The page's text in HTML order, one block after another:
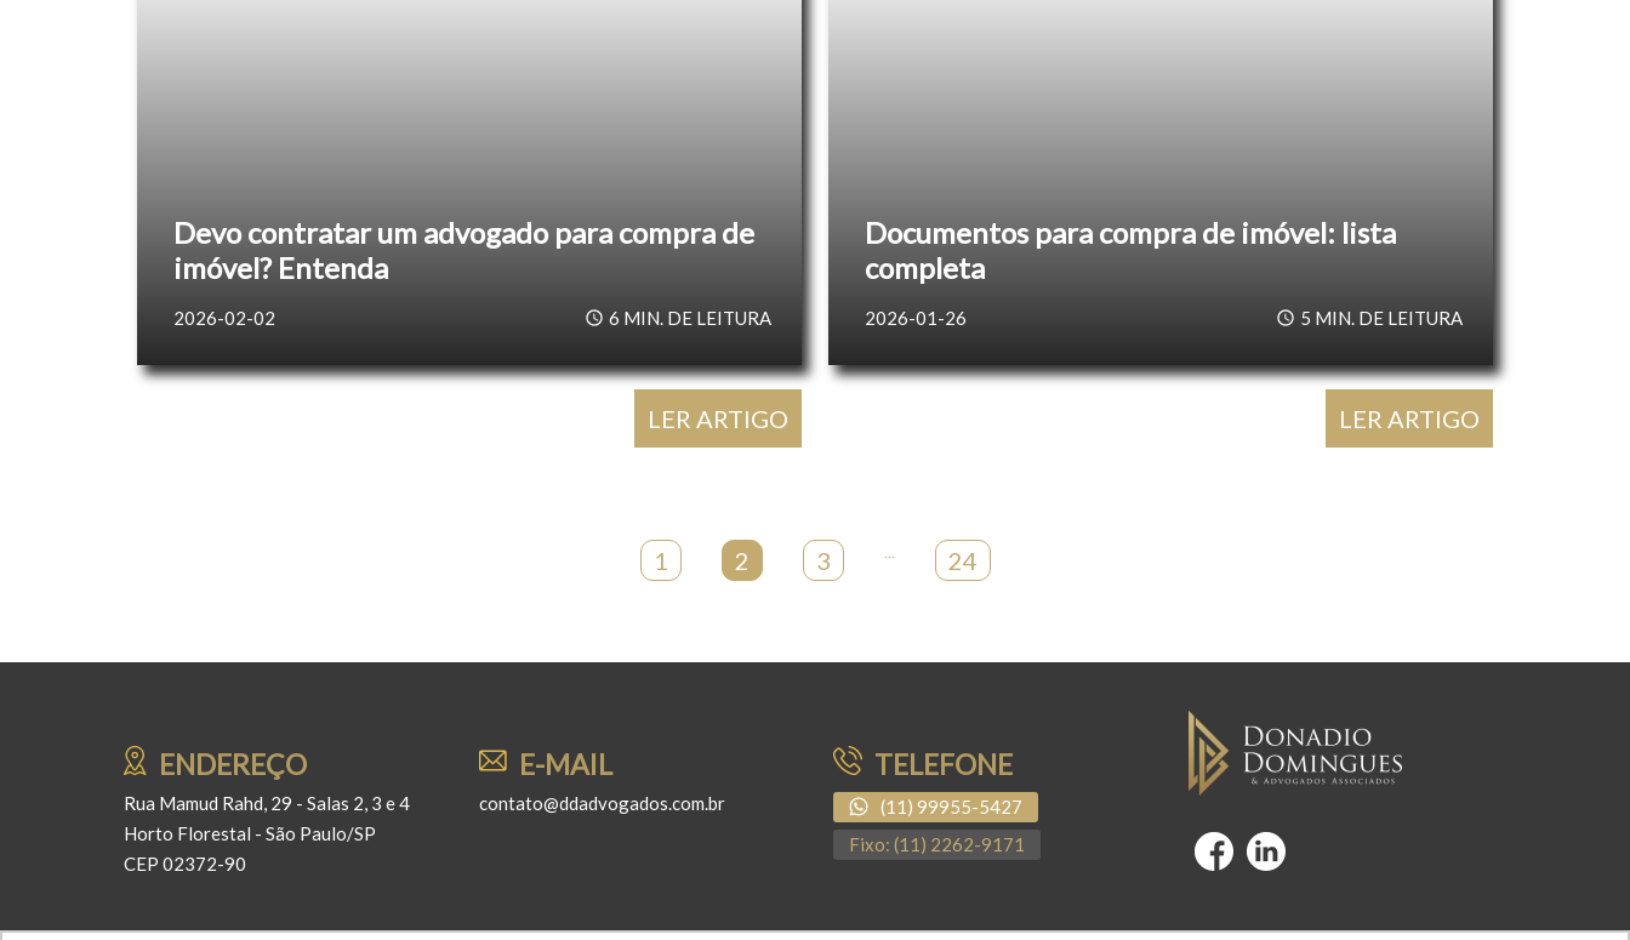
Devo contratar um advogado para compra de
imóvel? Entenda
2026-02-02 6 MIN. DE LEITURA
LER ARTIGO
Documentos para compra de imóvel: lista
completa
2026-01-26 5 MIN. DE LEITURA
LER ARTIGO
1 2 3 … 24
ENDEREÇO
Rua Mamud Rahd, 29 - Salas 2, 3 e 4
Horto Florestal - São Paulo/SP
CEP 02372-90
E-MAIL
contato@ddadvogados.com.br
TELEFONE
(11) 99955-5427
Fixo: (11) 2262-9171